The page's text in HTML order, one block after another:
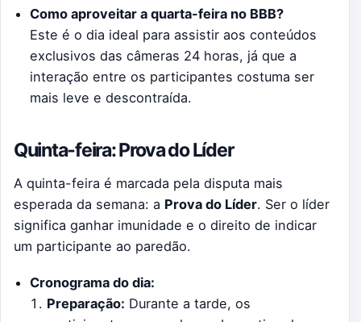
Como aproveitar a quarta-feira no BBB?
Este é o dia ideal para assistir aos conteúdos
exclusivos das câmeras 24 horas, já que a
interação entre os participantes costuma ser
mais leve e descontraída.
Quinta-feira: Prova do Líder
A quinta-feira é marcada pela disputa mais
esperada da semana: a Prova do Líder. Ser o líder
significa ganhar imunidade e o direito de indicar
um participante ao paredão.
Cronograma do dia:
Preparação: Durante a tarde, os